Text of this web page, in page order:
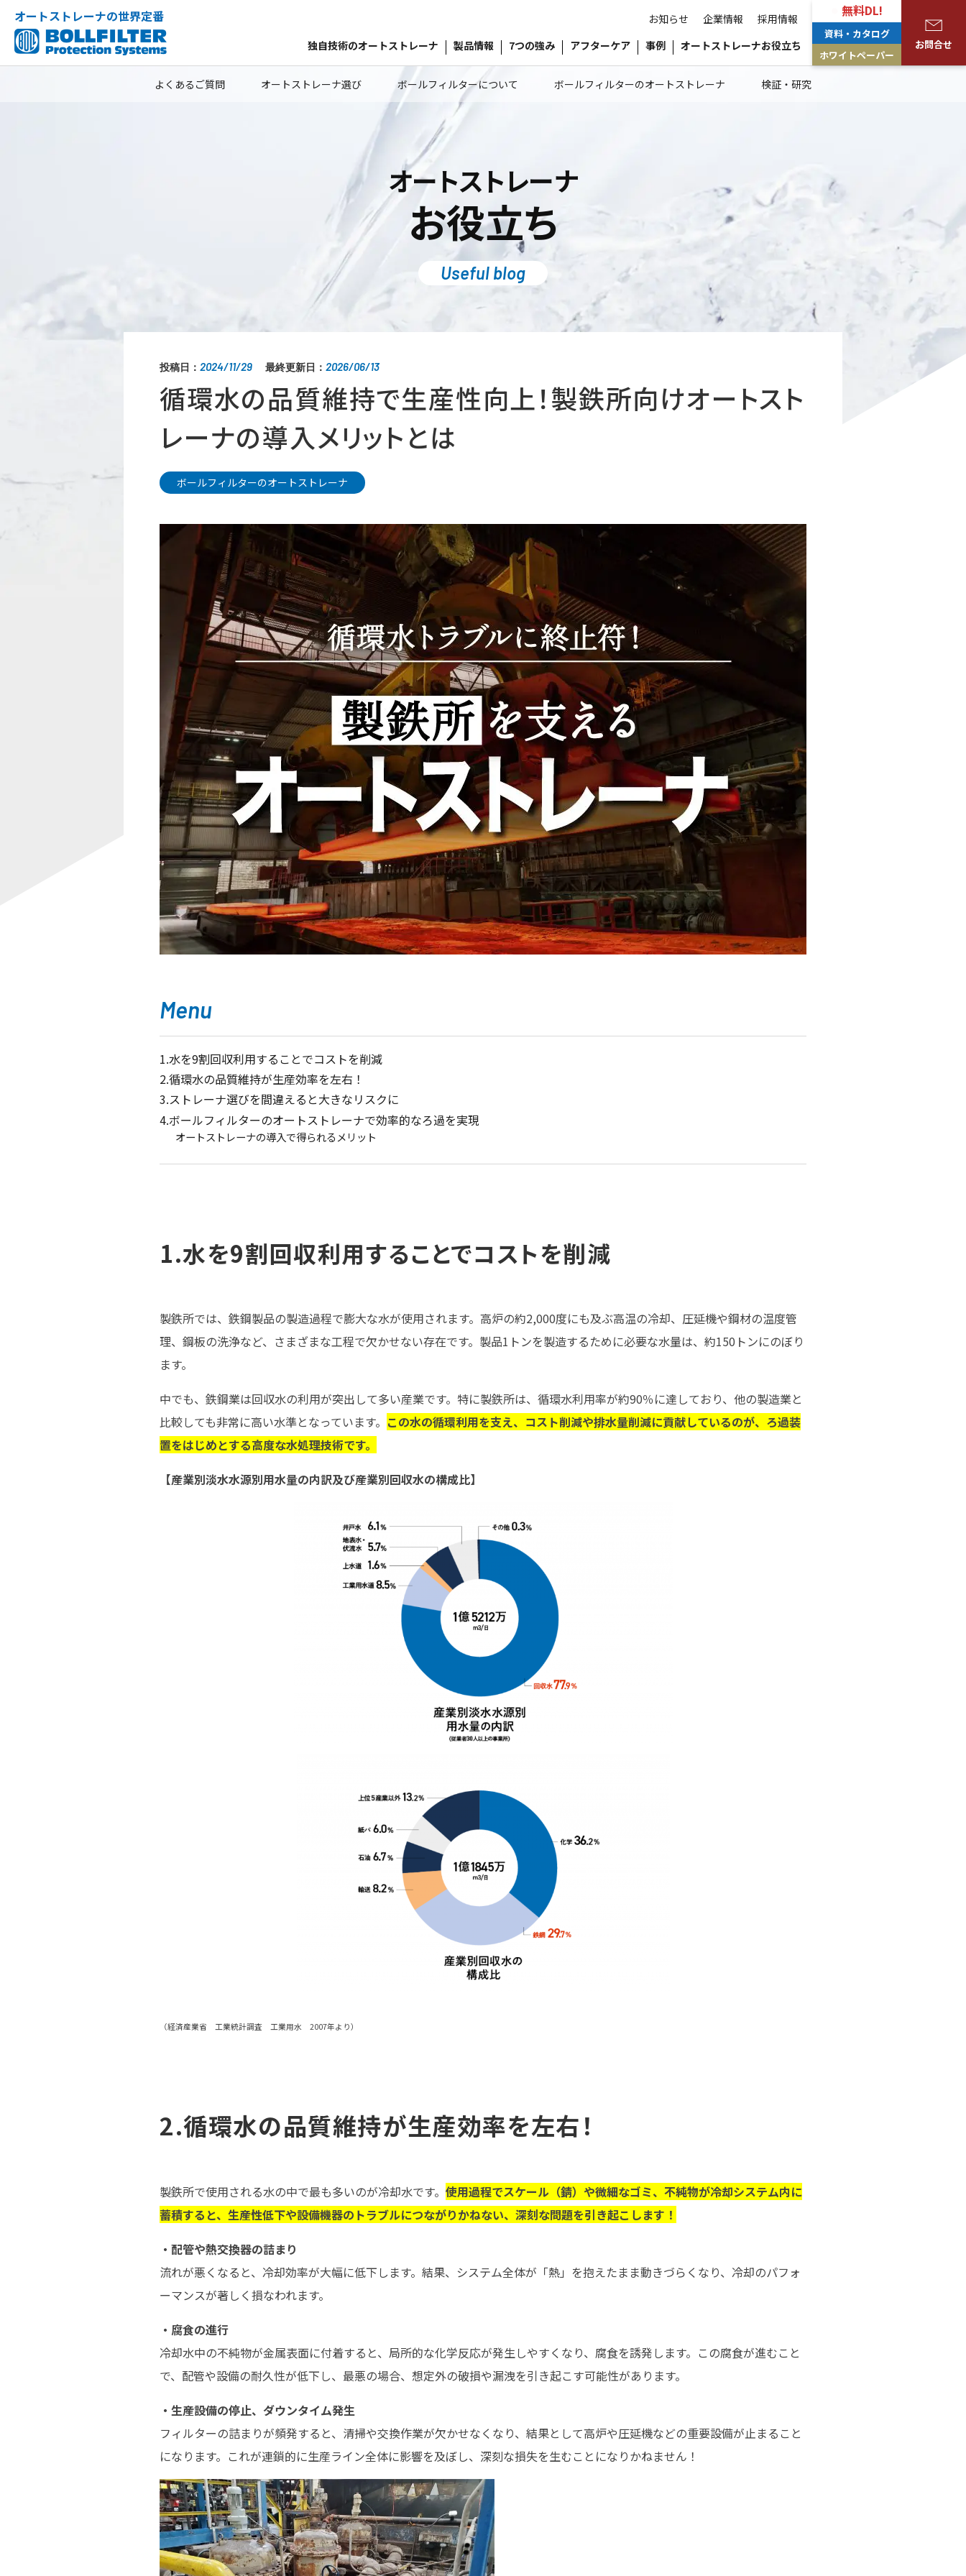
オートストレーナの世界定番 お知らせ 企業情報
採用情報
独自技術のオートストレーナ
製品情報 7つの強み アフターケア 事例 オートストレーナお役立ち
無料DL!
資料・カタログ
ホワイトペーパー
お問合せ
よくあるご質問 オートストレーナ選び ボールフィルターについて ボールフィルターのオートストレーナ 検証・研究
オートストレーナ
お役立ち
Useful blog
投稿日： 2024/11/29 最終更新日： 2026/06/13
循環水の品質維持で生産性向上！製鉄所向けオートスト
レーナの導入メリットとは
ボールフィルターのオートストレーナ
Menu
1.水を9割回収利用することでコストを削減
2.循環水の品質維持が生産効率を左右！
3.ストレーナ選びを間違えると大きなリスクに
4.ボールフィルターのオートストレーナで効率的なろ過を実現
オートストレーナの導入で得られるメリット
1.水を9割回収利用することでコストを削減
製鉄所では、鉄鋼製品の製造過程で膨大な水が使用されます。高炉の約2,000度にも及ぶ高温の冷却、圧延機や鋼材の温度管
理、鋼板の洗浄など、さまざまな工程で欠かせない存在です。製品1トンを製造するために必要な水量は、約150トンにのぼり
ます。
中でも、鉄鋼業は回収水の利用が突出して多い産業です。特に製鉄所は、循環水利用率が約90％に達しており、他の製造業と
比較しても非常に高い水準となっています。 この水の循環利用を支え、コスト削減や排水量削減に貢献しているのが、ろ過装
置をはじめとする高度な水処理技術です。
【産業別淡水水源別用水量の内訳及び産業別回収水の構成比】
（経済産業省 工業統計調査 工業用水 2007年より）
2.循環水の品質維持が生産効率を左右！
製鉄所で使用される水の中で最も多いのが冷却水です。 使用過程でスケール（錆）や微細なゴミ、不純物が冷却システム内に
蓄積すると、生産性低下や設備機器のトラブルにつながりかねない、深刻な問題を引き起こします！
・配管や熱交換器の詰まり
流れが悪くなると、冷却効率が大幅に低下します。結果、システム全体が「熱」を抱えたまま動きづらくなり、冷却のパフォ
ーマンスが著しく損なわれます。
・腐食の進行
冷却水中の不純物が金属表面に付着すると、局所的な化学反応が発生しやすくなり、腐食を誘発します。この腐食が進むこと
で、配管や設備の耐久性が低下し、最悪の場合、想定外の破損や漏洩を引き起こす可能性があります。
・生産設備の停止、ダウンタイム発生
フィルターの詰まりが頻発すると、清掃や交換作業が欠かせなくなり、結果として高炉や圧延機などの重要設備が止まること
になります。これが連鎖的に生産ライン全体に影響を及ぼし、深刻な損失を生むことになりかねません！